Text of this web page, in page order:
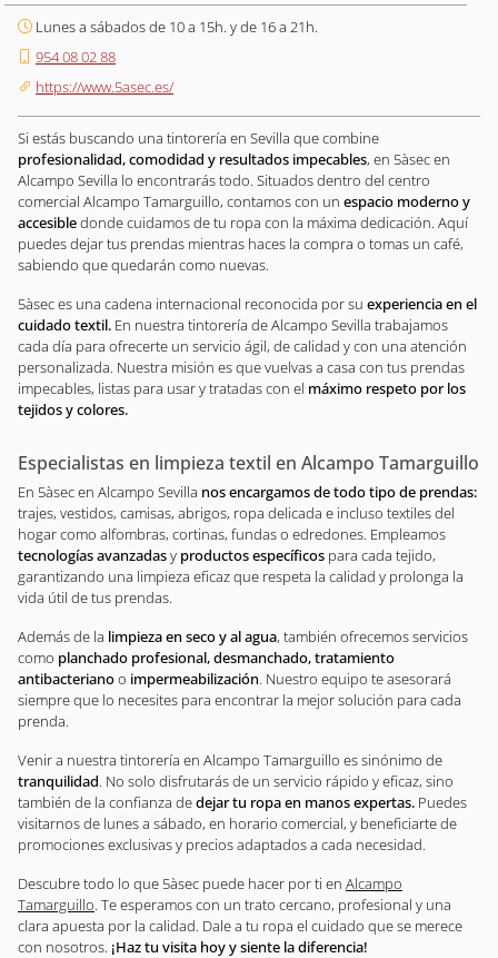
Lunes a sábados de 10 a 15h. y de 16 a 21h.
954 08 02 88
https://www.5asec.es/
Si estás buscando una tintorería en Sevilla que combine
profesionalidad, comodidad y resultados impecables, en 5àsec en
Alcampo Sevilla lo encontrarás todo. Situados dentro del centro
comercial Alcampo Tamarguillo, contamos con un espacio moderno y
accesibledonde cuidamos de tu ropa con la máxima dedicación. Aquí
puedes dejar tus prendas mientras haces la compra o tomas un café,
sabiendo que quedarán como nuevas.
5àsec es una cadena internacional reconocida por su experiencia en el
cuidado textil. En nuestra tintorería de Alcampo Sevilla trabajamos
cada día para ofrecerte un servicio ágil, de calidad y con una atención
personalizada. Nuestra misión es que vuelvas a casa con tus prendas
impecables, listas para usar y tratadas con el máximo respeto por los
tejidos y colores.
Especialistas en limpieza textil en Alcampo Tamarguillo
En 5àsec en Alcampo Sevilla nos encargamos de todo tipo de prendas:
trajes, vestidos, camisas, abrigos, ropa delicada e incluso textiles del
hogar como alfombras, cortinas, fundas o edredones. Empleamos
tecnologías avanzadasy productos específicos para cada tejido,
garantizando una limpieza eficaz que respeta la calidad y prolonga la
vida útil de tus prendas.
Además de la limpieza en seco y al agua, también ofrecemos servicios
como planchado profesional, desmanchado, tratamiento
antibacterianoo impermeabilización . Nuestro equipo te asesorará
siempre que lo necesites para encontrar la mejor solución para cada
prenda.
Venir a nuestra tintorería en Alcampo Tamarguillo es sinónimo de
tranquilidad . No solo disfrutarás de un servicio rápido y eficaz, sino
también de la confianza dedejar tu ropa en manos expertas. Puedes
visitarnos de lunes a sábado, en horario comercial, y beneficiarte de
promociones exclusivas y precios adaptados a cada necesidad.
Descubre todo lo que 5àsec puede hacer por ti en Alcampo
Tamarguillo . Te esperamos con un trato cercano, profesional y una
clara apuesta por la calidad. Dale a tu ropa el cuidado que se merece
con nosotros. ¡Haz tu visita hoy y siente la diferencia!